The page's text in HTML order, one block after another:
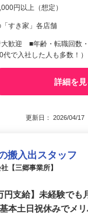
円以上（想定）
すき家」各店舗
大歓迎 ■年齢・転職回数
代で入社した人も多数！
詳細を見
更新日： 2026/04/
搬入出スタッフ
【三郷事業所】
円支給】未経験でも
本土日祝休みでメ